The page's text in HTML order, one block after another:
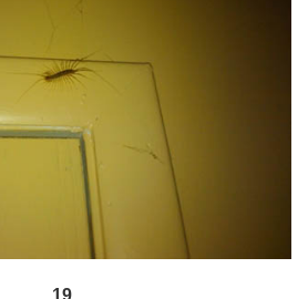
.19